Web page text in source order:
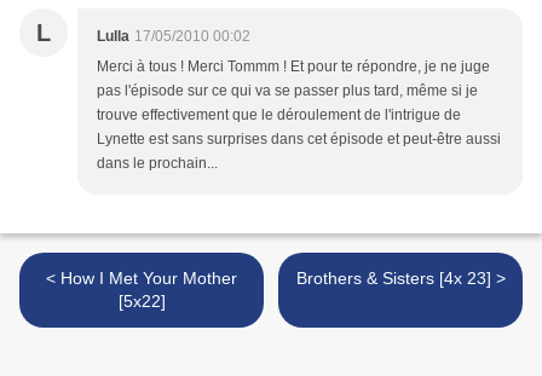
L Lulla 17/05/2010 00:02
Merci à tous ! Merci Tommm ! Et pour te répondre, je ne juge
pas l'épisode sur ce qui va se passer plus tard, même si je
trouve effectivement que le déroulement de l'intrigue de
Lynette est sans surprises dans cet épisode et peut-être aussi
dans le prochain...
< How I Met Your Mother
[5x22]
Brothers & Sisters [4x 23] >